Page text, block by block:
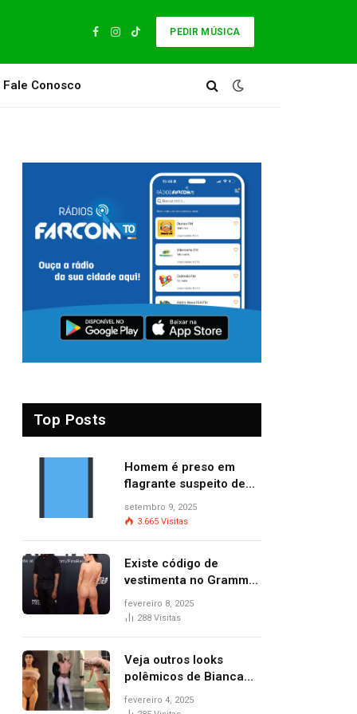
Facebook
Instagram
TikTok
PEDIR MÚSICA
Fale Conosco
Top Posts
Homem é preso em
flagrante suspeito de
provocar dois incêndios
criminosos no mesmo
setembro 9, 2025
3.665 Visitas
Existe código de
vestimenta no Grammy?
Questionamento surgiu
após Bianca Censori,
premiação
fevereiro 8, 2025
288 Visitas
Veja outros looks
polêmicos de Bianca
Censori, esposa de
Kanye West que
fevereiro 4, 2025